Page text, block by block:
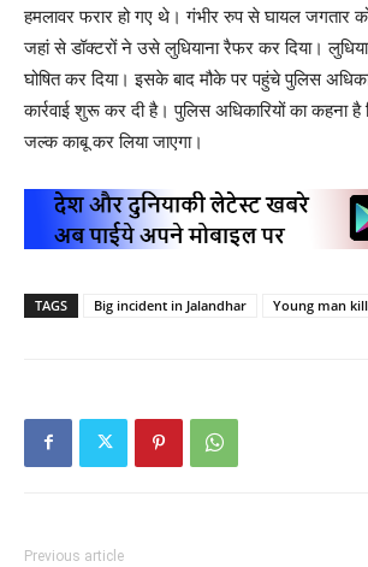
हमलावर फरार हो गए थे। गंभीर रुप से घायल जगतार
जहां से डॉक्टरों ने उसे लुधियाना रैफर कर दिया।
घोषित कर दिया। इसके बाद मौके पर पहुंचे पुलिस
कार्रवाई शुरू कर दी है। पुलिस अधिकारियों का कहना
जल्क काबू कर लिया जाएगा।
TAGS Big incident in Jalandhar Young man
Previous article